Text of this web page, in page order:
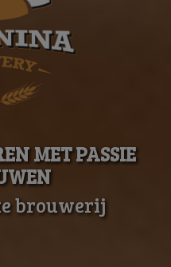
MET PASSIE
brouwerij